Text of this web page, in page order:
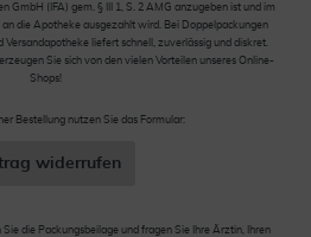
GmbH (IFA) gem. § III 1, S. 2 AMG anzugeben ist und im
die Apotheke ausgezahlt wird. Bei Doppelpackungen
Versandapotheke liefert schnell, zuverlässig und diskret.
Sie sich von den vielen Vorteilen unseres Online-
Shops!
Bestellung nutzen Sie das Formular:
widerrufen
die Packungsbeilage und fragen Sie Ihre Ärztin, Ihren